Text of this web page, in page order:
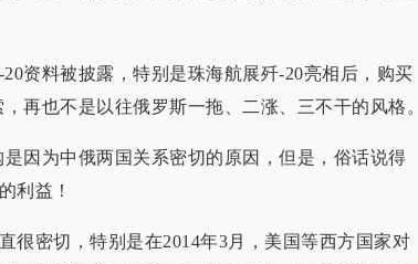
资料被披露，特别是珠海航展歼-20亮相后，购买
再也不是以往俄罗斯一拖、二涨、三不干的风格。
因为中俄两国关系密切的原因，但是，俗话说得
利益！
很密切，特别是在2014年3月，美国等西方国家对